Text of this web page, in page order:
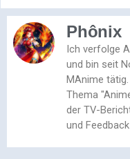
Phônix
Ich verfolge
und bin seit
MAnime
Thema
der TV-
und